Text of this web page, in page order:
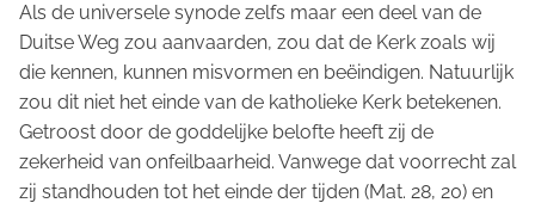
Als de universele synode zelfs maar een deel van de
Duitse Weg zou aanvaarden, zou dat de Kerk zoals wij
die kennen, kunnen misvormen en beëindigen. Natuurlijk
zou dit niet het einde van de katholieke Kerk betekenen.
Getroost door de goddelijke belofte heeft zij de
zekerheid van onfeilbaarheid. Vanwege dat voorrecht zal
zij standhouden tot het einde der tijden (Mat. 28, 20) en